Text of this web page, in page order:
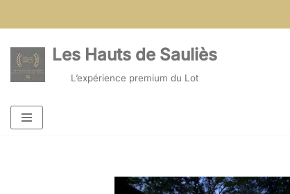
au
contenu
Les Hauts de Sauliès
L’expérience premium du Lot